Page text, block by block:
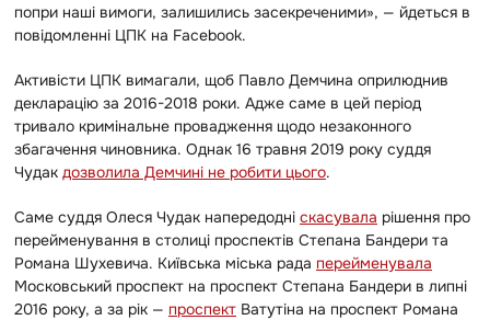
попри наші вимоги, залишились засекреченими», — йдеться в
повідомленні ЦПК на Facebook.
Активісти ЦПК вимагали, щоб Павло Демчина оприлюднив
декларацію за 2016-2018 роки. Адже саме в цей період
тривало кримінальне провадження щодо незаконного
збагачення чиновника. Однак 16 травня 2019 року суддя
Чудак дозволила Демчині не робити цього.
Саме суддя Олеся Чудак напередодні скасувала рішення про
перейменування в столиці проспектів Степана Бандери та
Романа Шухевича. Київська міська рада перейменувала
Московський проспект на проспект Степана Бандери в липні
2016 року, а за рік — проспект Ватутіна на проспект Романа